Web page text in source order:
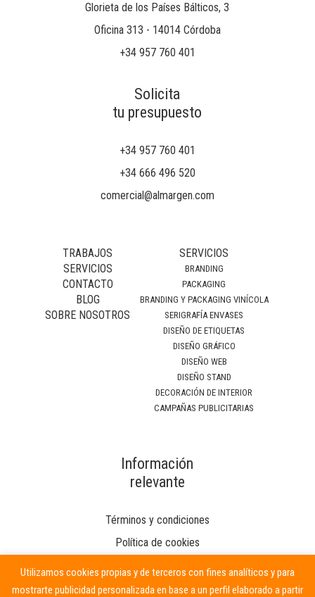
Glorieta de los Países Bálticos, 3
Oficina 313 - 14014 Córdoba
+34 957 760 401
Solicita
tu presupuesto
+34 957 760 401
+34 666 496 520
comercial@almargen.com
TRABAJOS
SERVICIOS
CONTACTO
BLOG
SOBRE NOSOTROS
SERVICIOS
BRANDING
PACKAGING
BRANDING Y PACKAGING VINÍCOLA
SERIGRAFÍA ENVASES
DISEÑO DE ETIQUETAS
DISEÑO GRÁFICO
DISEÑO WEB
DISEÑO STAND
DECORACIÓN DE INTERIOR
CAMPAÑAS PUBLICITARIAS
Información
relevante
Términos y condiciones
Política de cookies
Utilizamos cookies propias y de terceros con fines analíticos y para
mostrarte publicidad personalizada en base a un perfil elaborado a partir